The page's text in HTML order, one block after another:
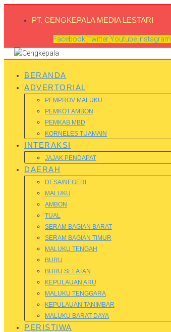
PT. CENGKEPALA MEDIA LESTARI
Facebook Twitter Youtube Instagram
BERANDA
ADVERTORIAL
PEMPROV MALUKU
PEMKOT AMBON
PEMKAB MBD
KORNELES TUAMAIN
INTERAKSI
JAJAK PENDAPAT
DAERAH
DESA/NEGERI
MALUKU
AMBON
TUAL
SERAM BAGIAN BARAT
SERAM BAGIAN TIMUR
MALUKU TENGAH
BURU
BURU SELATAN
KEPULAUAN ARU
MALUKU TENGGARA
KEPULAUAN TANIMBAR
MALUKU BARAT DAYA
PERISTIWA